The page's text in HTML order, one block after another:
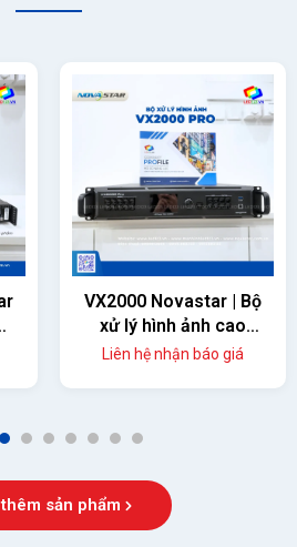
VX2000 Novastar | Bộ
xử lý hình ảnh cao
cấp
Liên hệ nhận báo giá
3 4 5 6 7 8 9
sản phẩm